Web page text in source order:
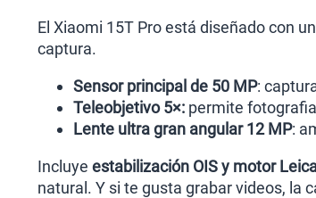
El Xiaomi 15T Pro está diseñado con un
captura.
Sensor principal de 50 MP:
Teleobjetivo 5×: permite
Lente ultra gran angular 12 MP:
Incluye estabilización OIS y motor
natural. Y si te gusta grabar videos, la